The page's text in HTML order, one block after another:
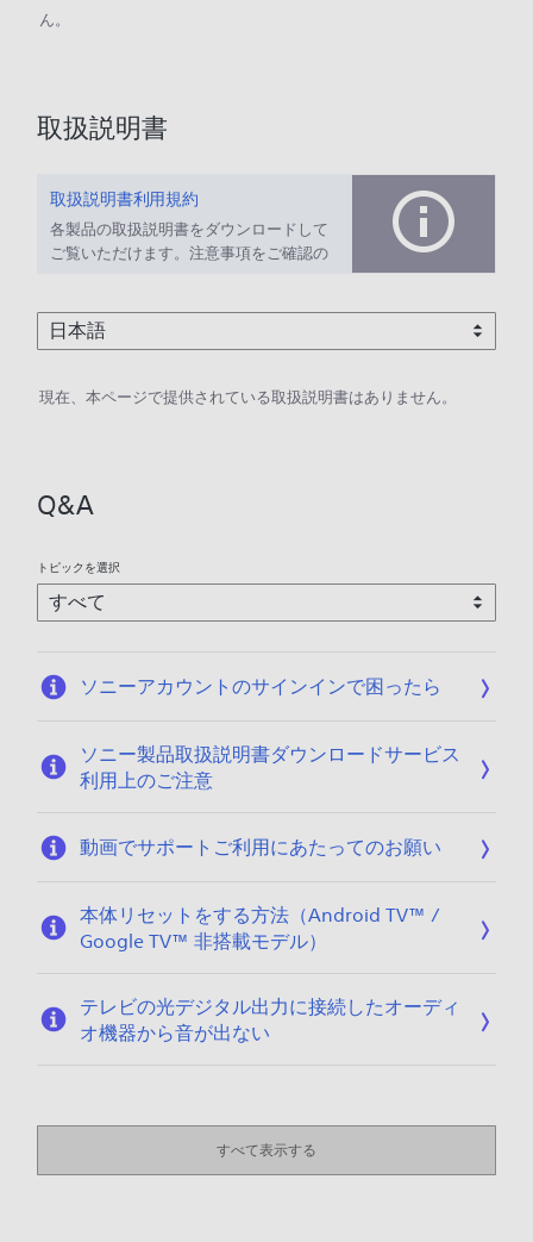
ん。
取扱説明書
取扱説明書利用規約
各製品の取扱説明書をダウンロードして
ご覧いただけます。注意事項をご確認の
現在、本ページで提供されている取扱説明書はありません。
Q&A
トピックを選択
ソニーアカウントのサインインで困ったら
ソニー製品取扱説明書ダウンロードサービス
利用上のご注意
動画でサポートご利用にあたってのお願い
本体リセットをする方法（Android TV™ /
Google TV™ 非搭載モデル）
テレビの光デジタル出力に接続したオーディ
オ機器から音が出ない
すべて表示する